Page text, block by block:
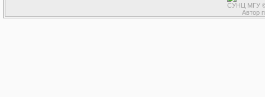
СУНЦ МГУ ©
Автор